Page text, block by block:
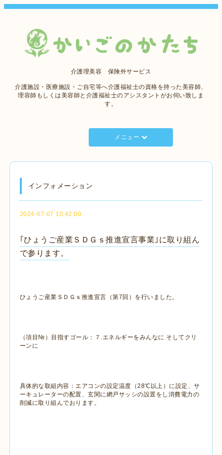
介護理美容 保険外サービス
介護施設・医療施設・ご自宅等へ介護福祉士の資格を持った美容師、
理容師もしくは美容師と介護福祉士のアシスタントがお伺い致しま
す。
メニュー
インフォメーション
2024-07-07 10:42:00
｢ひょうご産業ＳＤＧｓ推進宣言事業｣に取り組ん
で参ります。
ひょうご産業ＳＤＧｓ推進宣言（第7回）を行いました。
（項目№）目指すゴール：７.エネルギーをみんなに そしてクリ
ーンに
具体的な取組内容：エアコンの設定温度（28℃以上）に設定、サ
ーキュレーターの配置、玄関に網戸サッシの設置をし消費電力の
削減に取り組んでおります。